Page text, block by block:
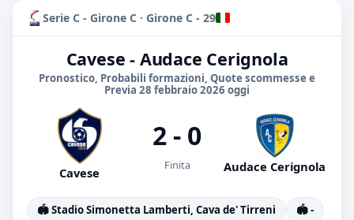
Serie C - Girone C · Girone C - 29
Cavese - Audace Cerignola
Pronostico, Probabili formazioni, Quote scommesse e
Previa 28 febbraio 2026 oggi
Cavese
2 - 0
Finita Audace Cerignola
🏟️ Stadio Simonetta Lamberti, Cava de' Tirreni
🏟️ -